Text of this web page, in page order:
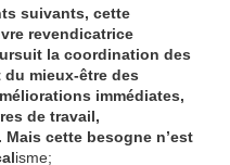
suivants, cette
revendicatrice
la coordination des
mieux-être des
immédiates,
de travail,
cette besogne n’est
isme;